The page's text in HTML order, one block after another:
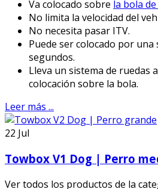
Va colocado sobre la bola
No limita la velocidad del
No necesita pasar ITV.
Puede ser colocado por
segundos.
Lleva un sistema de ruedas
colocación sobre la bola.
Leer más ...
22 Jul
Towbox V1 Dog | Perro
Ver todos los productos de la